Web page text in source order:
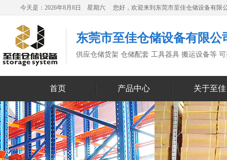
今天是：2026年8月8日 星期六 您好，欢迎来到东莞市至佳仓储设备有限
东莞市至佳仓储设备有限公
供应仓储货架 仓储配套 工具器具 搬运设备等
首页 产品中心 关于至佳